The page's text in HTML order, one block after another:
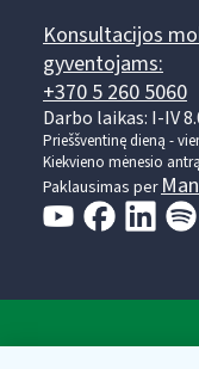
Konsultacijos
gyventojams:
+370 5 260 5060
Darbo laikas: I-IV
Prieššventinę dieną -
Kiekvieno mėnesio
Paklausimas per